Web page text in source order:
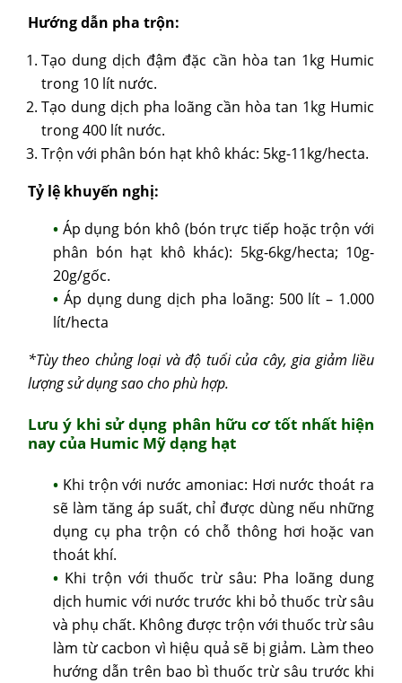
Hướng dẫn pha trộn:
Tạo dung dịch đậm đặc cần hòa tan 1kg Humic
trong 10 lít nước.
Tạo dung dịch pha loãng cần hòa tan 1kg Humic
trong 400 lít nước.
Trộn với phân bón hạt khô khác: 5kg-11kg/hecta.
Tỷ lệ khuyến nghị:
Áp dụng bón khô (bón trực tiếp hoặc trộn với
phân bón hạt khô khác): 5kg-6kg/hecta; 10g-
20g/gốc.
Áp dụng dung dịch pha loãng: 500 lít – 1.000
lít/hecta
*Tùy theo chủng loại và độ tuổi của cây, gia giảm liều
lượng sử dụng sao cho phù hợp.
Lưu ý khi sử dụng phân hữu cơ tốt nhất hiện
nay của Humic Mỹ dạng hạt
Khi trộn với nước amoniac: Hơi nước thoát ra
sẽ làm tăng áp suất, chỉ được dùng nếu những
dụng cụ pha trộn có chỗ thông hơi hoặc van
thoát khí.
Khi trộn với thuốc trừ sâu: Pha loãng dung
dịch humic với nước trước khi bỏ thuốc trừ sâu
và phụ chất. Không được trộn với thuốc trừ sâu
làm từ cacbon vì hiệu quả sẽ bị giảm. Làm theo
hướng dẫn trên bao bì thuốc trừ sâu trước khi